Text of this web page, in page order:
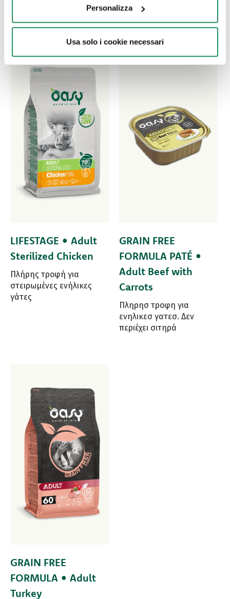
Personalizza
Usa solo i cookie necessari
κατοικίδιο σας
LIFESTAGE • Adult
Sterilized Chicken
Πλήρης τροφή για
στειρωμένες ενήλικες
γάτες
GRAIN FREE
FORMULA PATÉ •
Adult Beef with
Carrots
Πληρησ τροφη για
ενηλικεσ γατεσ. Δεν
περιέχει σιτηρά
GRAIN FREE
FORMULA • Adult
Turkey